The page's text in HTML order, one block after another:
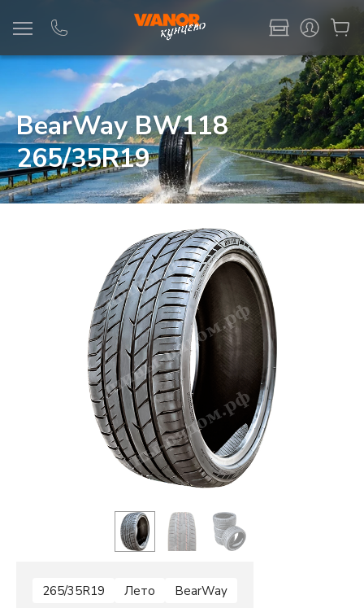
BearWay BW118
265/35R19
265/35R19 Лето BearWay
Информация Фото товара